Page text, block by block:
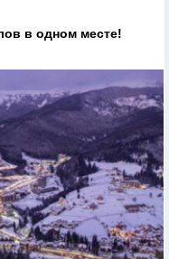
в одном месте!